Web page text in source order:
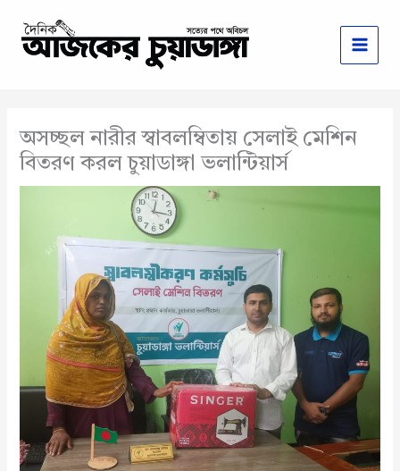
content
অসচ্ছল নারীর স্বাবলম্বিতায় সেলাই মেশিন
বিতরণ করল চুয়াডাঙ্গা ভলান্টিয়ার্স